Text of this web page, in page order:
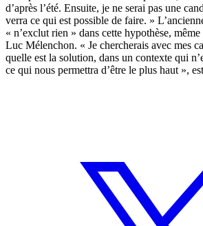
d’après l’été. Ensuite, je ne serai pas une
verra ce qui est possible de faire. »
« n’exclut rien » dans cette hypothèse,
Luc Mélenchon. « Je chercherais avec mes
quelle est la solution, dans un contexte qui
ce qui nous permettra d’être le plus haut »,